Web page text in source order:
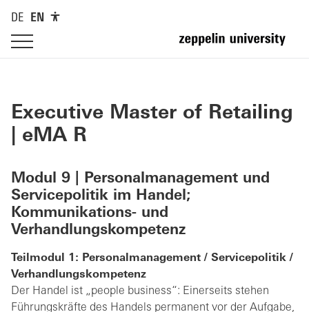
DE EN
Executive Master of Retailing
| eMA R
Modul 9 | Personalmanagement und
Servicepolitik im Handel;
Kommunikations- und
Verhandlungskompetenz
Teilmodul 1: Personalmanagement / Servicepolitik /
Verhandlungskompetenz
Der Handel ist „people business“: Einerseits stehen
Führungskräfte des Handels permanent vor der Aufgabe,